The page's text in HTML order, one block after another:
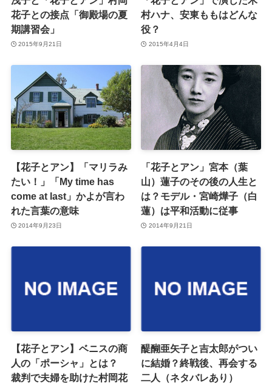
花子との接点「御殿場の夏
期講習会」
2015年9月21日
村ハナ、安東ももはどんな
役？
2015年4月4日
【花子とアン】「マリラみ
たい！」「My time has
come at last」かよが言わ
れた言葉の意味
2014年9月23日
「花子とアン」宮本（葉
山）蓮子のその後の人生と
は？モデル・宮崎燁子（白
蓮）は平和活動に従事
2014年9月21日
【花子とアン】ベニスの商
人の「ポーシャ」とは？
裁判で夫婦を助けた村岡花
醍醐亜矢子と吉太郎がつい
に結婚？終戦後、再会する
二人（ネタバレあり）